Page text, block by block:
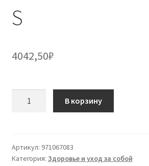
S
4042,50₽
S
В корзину
Артикул: 971067083
Категория: Здоровье и уход за собой